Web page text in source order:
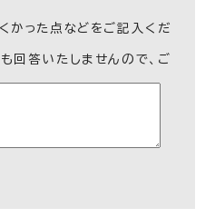
かった点などをご記入くだ
回答いたしませんので、ご